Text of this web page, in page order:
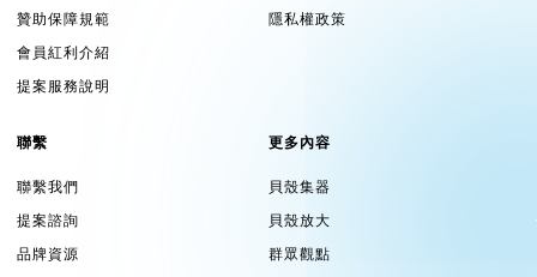
贊助保障規範
會員紅利介紹
提案服務說明
隱私權政策
聯繫
聯繫我們
提案諮詢
品牌資源
更多內容
貝殼集器
貝殼放大
群眾觀點